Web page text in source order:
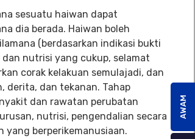
sesuatu haiwan dapat
dia berada. Haiwan boleh
(berdasarkan indikasi bukti
nutrisi yang cukup, selamat
corak kelakuan semulajadi, dan
derita, dan tekanan. Tahap
dan rawatan perubatan
nutrisi, pengendalian secara
yang berperikemanusiaan.
AWAM